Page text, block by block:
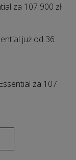
za 107 900 zł
już od 36
za 107